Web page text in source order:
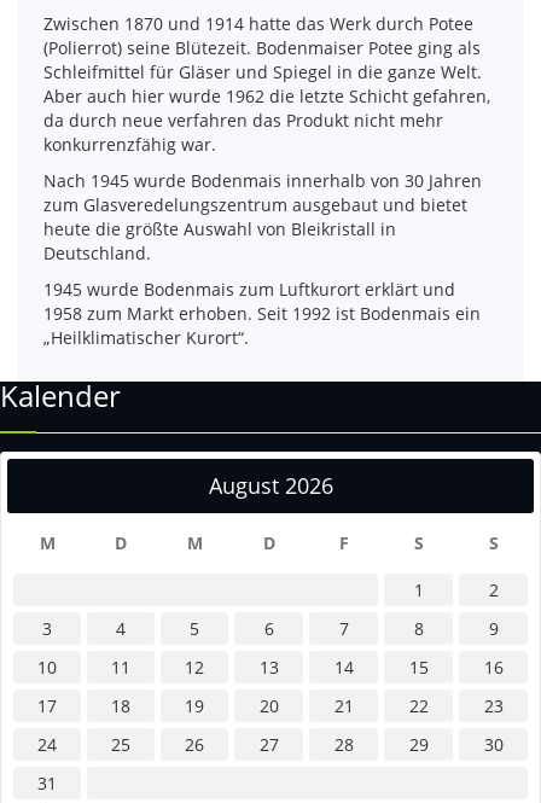
Zwischen 1870 und 1914 hatte das Werk durch Potee
(Polierrot) seine Blütezeit. Bodenmaiser Potee ging als
Schleifmittel für Gläser und Spiegel in die ganze Welt.
Aber auch hier wurde 1962 die letzte Schicht gefahren,
da durch neue verfahren das Produkt nicht mehr
konkurrenzfähig war.
Nach 1945 wurde Bodenmais innerhalb von 30 Jahren
zum Glasveredelungszentrum ausgebaut und bietet
heute die größte Auswahl von Bleikristall in
Deutschland.
1945 wurde Bodenmais zum Luftkurort erklärt und
1958 zum Markt erhoben. Seit 1992 ist Bodenmais ein
„Heilklimatischer Kurort“.
Kalender
August 2026
M D M D F S S
1
2
3
4 5 6 7 8
9
10
11 12 13 14 15
16
17
18 19 20 21 22
23
24
25 26 27 28 29
30
31